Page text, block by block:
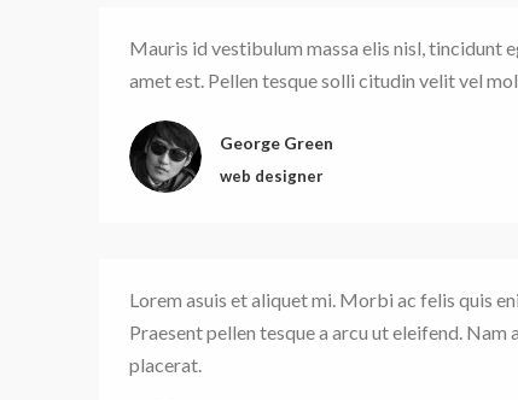
Mauris id vestibulum massa elis nisl, tincidunt
amet est. Pellen tesque solli citudin velit vel
George Green
web designer
Lorem asuis et aliquet mi. Morbi ac felis quis
Praesent pellen tesque a arcu ut eleifend. Nam
placerat.